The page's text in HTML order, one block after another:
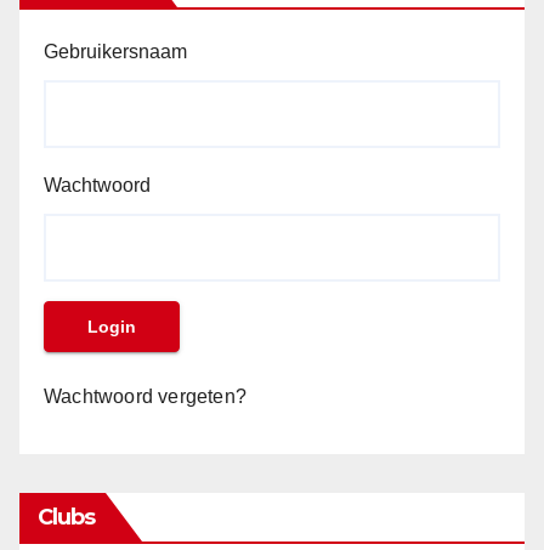
Gebruikersnaam
Wachtwoord
Wachtwoord vergeten?
Clubs